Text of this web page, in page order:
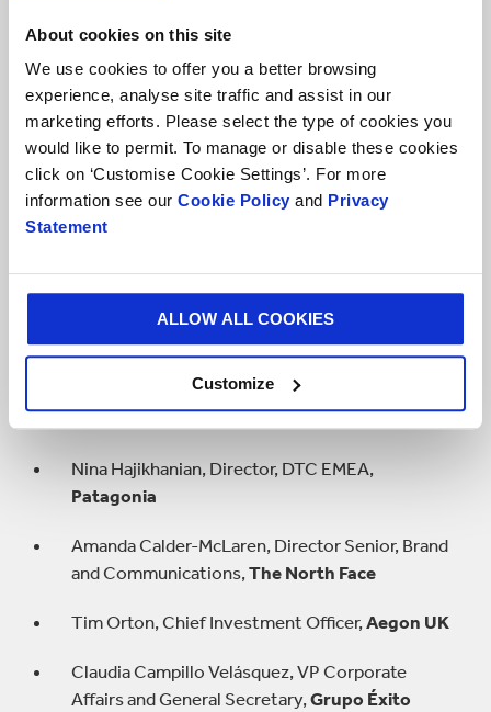
About cookies on this site
We use cookies to offer you a better browsing
experience, analyse site traffic and assist in our
marketing efforts. Please select the type of cookies you
would like to permit. To manage or disable these cookies
click on ‘Customise Cookie Settings’. For more
information see our Cookie Policy and Privacy
Statement
ALLOW ALL COOKIES
Customize
Colombia, España, Estados Unidos, Francia, Irlanda,
Italia, México, Países Bajos, Polonia y Reino Unido.
Esto nos permite analizar las diferencias regionales en
la forma en que las compañías abordan la
transparencia en materia de sostenibilidad, por
ejemplo, entre Europa y Las Américas.
Además de la investigación cuantitativa, FT
entrevistas a profundidad con:
Simon Boas Hoffmeyer, Director Senior, Group
Sustainability & ESG,Carlsberg Group
Nina Hajikhanian, Director, DTC EMEA,
Patagonia
Amanda Calder-McLaren, Director Senior, Brand
and Communications,The North Face
Tim Orton, Chief Investment Officer,Aegon UK
Claudia Campillo Velásquez, VP Corporate
Affairs and General Secretary,Grupo Éxito